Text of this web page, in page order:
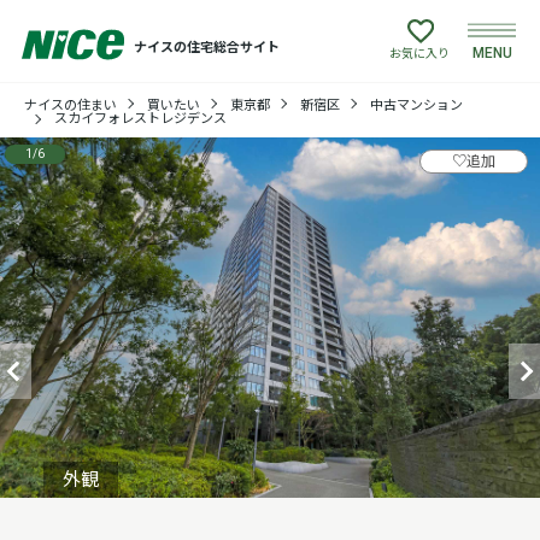
ナイスの住宅総合サイト
買いたい
売りたい
建てたい
リフォームしたい
借りたい
貸したい
店舗情報
お気に入り MENU
ナイスの住まい 買いたい 東京都 新宿区
中古マンション
スカイフォレストレジデンス
♡追加
1 /6
外観